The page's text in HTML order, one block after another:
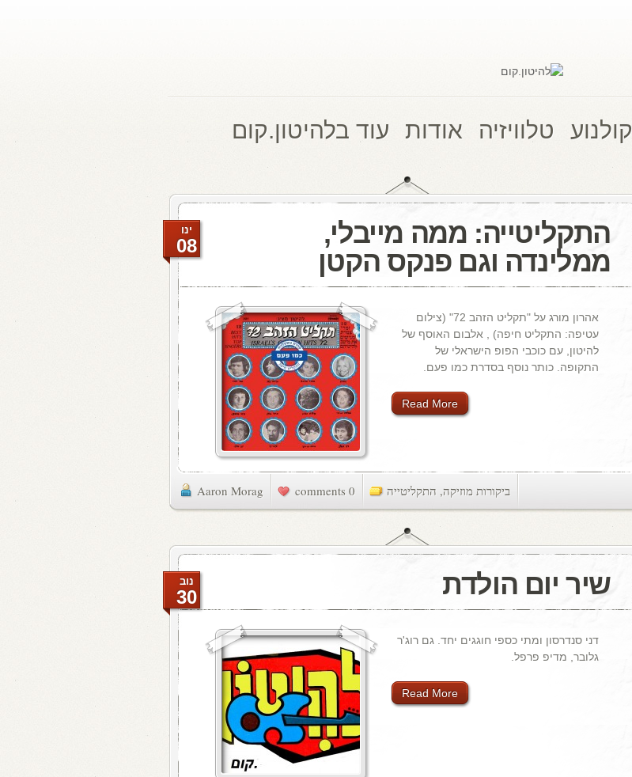
קולנוע טלוויזיה אודות עוד בלהיטון.קום
התקליטייה: ממה מייבלי,
ממלינדה וגם פנקס הקטן
ינו
08
אהרון מורג על "תקליט הזהב 72" (צילום
עטיפה: התקליט חיפה) , אלבום האוסף של
להיטון, עם כוכבי הפופ הישראלי של
התקופה. כותר נוסף בסדרת כמו פעם.
Read More
Aaron Morag 0 comments ביקורות מוזיקה, התקליטייה
שיר יום הולדת נוב
30
דני סנדרסון ומתי כספי חוגגים יחד. גם רוג'ר
גלובר, מדיפ פרפל.
Read More